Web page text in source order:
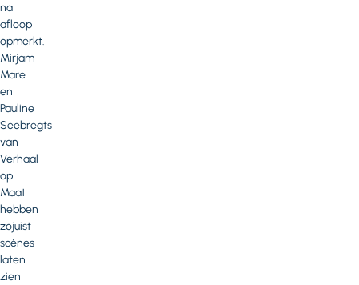
na
afloop
opmerkt.
Mirjam
Mare
en
Pauline
Seebregts
van
Verhaal
op
Maat
hebben
zojuist
scènes
laten
zien